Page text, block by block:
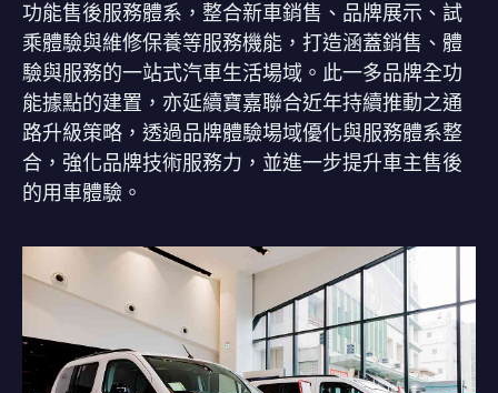
功能售後服務體系，整合新車銷售、品牌展示、試
乘體驗與維修保養等服務機能，打造涵蓋銷售、體
驗與服務的一站式汽車生活場域。此一多品牌全功
能據點的建置，亦延續寶嘉聯合近年持續推動之通
路升級策略，透過品牌體驗場域優化與服務體系整
合，強化品牌技術服務力，並進一步提升車主售後
的用車體驗。